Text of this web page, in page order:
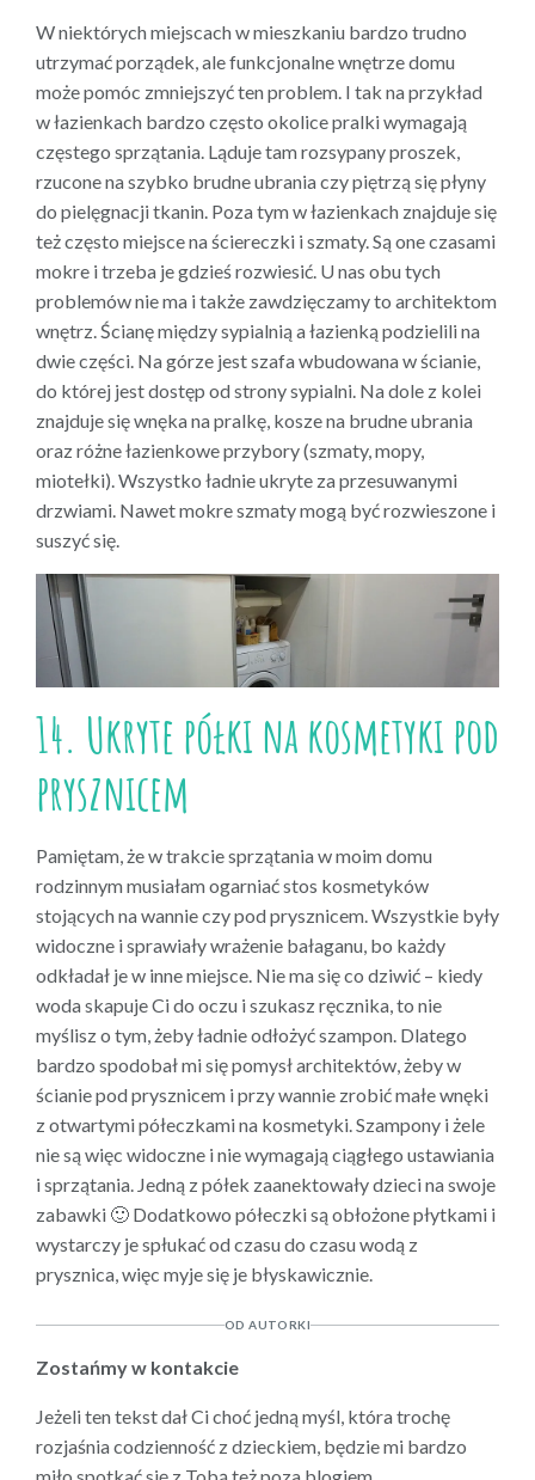
W niektórych miejscach w mieszkaniu bardzo trudno
utrzymać porządek, ale funkcjonalne wnętrze domu
może pomóc zmniejszyć ten problem. I tak na przykład
w łazienkach bardzo często okolice pralki wymagają
częstego sprzątania. Ląduje tam rozsypany proszek,
rzucone na szybko brudne ubrania czy piętrzą się płyny
do pielęgnacji tkanin. Poza tym w łazienkach znajduje się
też często miejsce na ściereczki i szmaty. Są one czasami
mokre i trzeba je gdzieś rozwiesić. U nas obu tych
problemów nie ma i także zawdzięczamy to architektom
wnętrz. Ścianę między sypialnią a łazienką podzielili na
dwie części. Na górze jest szafa wbudowana w ścianie,
do której jest dostęp od strony sypialni. Na dole z kolei
znajduje się wnęka na pralkę, kosze na brudne ubrania
oraz różne łazienkowe przybory (szmaty, mopy,
miotełki). Wszystko ładnie ukryte za przesuwanymi
drzwiami. Nawet mokre szmaty mogą być rozwieszone i
suszyć się.
14. Ukryte półki na kosmetyki pod
prysznicem
Pamiętam, że w trakcie sprzątania w moim domu
rodzinnym musiałam ogarniać stos kosmetyków
stojących na wannie czy pod prysznicem. Wszystkie były
widoczne i sprawiały wrażenie bałaganu, bo każdy
odkładał je w inne miejsce. Nie ma się co dziwić – kiedy
woda skapuje Ci do oczu i szukasz ręcznika, to nie
myślisz o tym, żeby ładnie odłożyć szampon. Dlatego
bardzo spodobał mi się pomysł architektów, żeby w
ścianie pod prysznicem i przy wannie zrobić małe wnęki
z otwartymi półeczkami na kosmetyki. Szampony i żele
nie są więc widoczne i nie wymagają ciągłego ustawiania
i sprzątania. Jedną z półek zaanektowały dzieci na swoje
zabawki 🙂 Dodatkowo półeczki są obłożone płytkami i
wystarczy je spłukać od czasu do czasu wodą z
prysznica, więc myje się je błyskawicznie.
OD AUTORKI
Zostańmy w kontakcie
Jeżeli ten tekst dał Ci choć jedną myśl, która trochę
rozjaśnia codzienność z dzieckiem, będzie mi bardzo
miło spotkać się z Tobą też poza blogiem.